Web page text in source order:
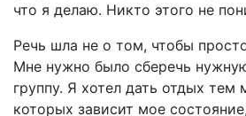
что я делаю. Никто этого не
Речь шла не о том, чтобы
Мне нужно было сберечь
группу. Я хотел дать отдых
которых зависит мое